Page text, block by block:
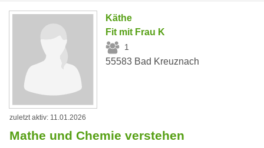
Käthe
Fit mit Frau K
1
55583 Bad Kreuznach
zuletzt aktiv: 11.01.2026
Mathe und Chemie verstehen